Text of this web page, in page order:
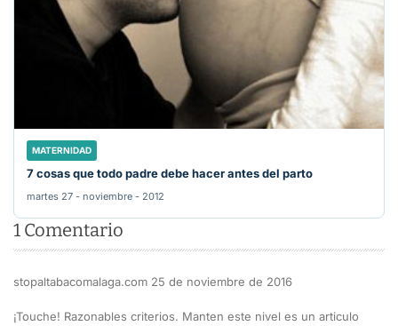
MATERNIDAD
7 cosas que todo padre debe hacer antes del parto
martes 27 - noviembre - 2012
1 Comentario
stopaltabacomalaga.com 25 de noviembre de 2016
¡Touche! Razonables criterios. Manten este nivel es un articulo